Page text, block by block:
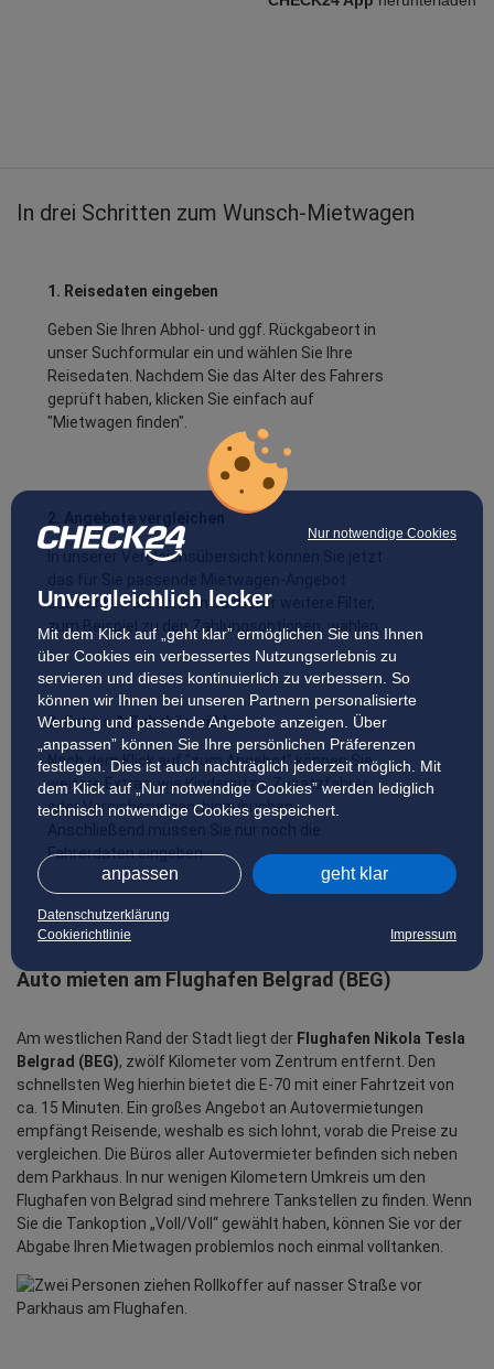
Nur notwendige Cookies
Unvergleichlich lecker
Mit dem Klick auf „geht klar” ermöglichen Sie uns Ihnen
über Cookies ein verbessertes Nutzungserlebnis zu
servieren und dieses kontinuierlich zu verbessern. So
können wir Ihnen bei unseren Partnern personalisierte
Werbung und passende Angebote anzeigen. Über
„anpassen” können Sie Ihre persönlichen Präferenzen
festlegen. Dies ist auch nachträglich jederzeit möglich. Mit
dem Klick auf „Nur notwendige Cookies” werden lediglich
technisch notwendige Cookies gespeichert.
anpassen geht klar
Datenschutzerklärung
Cookierichtlinie
Impressum
In drei Schritten zum Wunsch-Mietwagen
1. Reisedaten eingeben
Geben Sie Ihren Abhol- und ggf. Rückgabeort in
unser Suchformular ein und wählen Sie Ihre
Reisedaten. Nachdem Sie das Alter des Fahrers
geprüft haben, klicken Sie einfach auf
"Mietwagen finden".
In unserer Vergleichsübersicht können Sie jetzt
auswählen. Sie können auch hier weitere Filter,
zum Beispiel zu den Zahlungsoptionen, wählen.
3. Extras & Zubehör wählen
Nach dem Klick auf "zum Angebot" können Sie
weitere Extras, wie Kindersitze, Zusatzfahrer
oder Versicherungen, hinzubuchen.
Fahrerdaten eingeben.
Auto mieten am Flughafen Belgrad (BEG)
Am westlichen Rand der Stadt liegt der Flughafen Nikola Tesla
Belgrad (BEG), zwölf Kilometer vom Zentrum entfernt. Den
schnellsten Weg hierhin bietet die E-70 mit einer Fahrtzeit von
ca. 15 Minuten. Ein großes Angebot an Autovermietungen
empfängt Reisende, weshalb es sich lohnt, vorab die Preise zu
vergleichen. Die Büros aller Autovermieter befinden sich neben
dem Parkhaus. In nur wenigen Kilometern Umkreis um den
Flughafen von Belgrad sind mehrere Tankstellen zu finden. Wenn
Sie die Tankoption „Voll/Voll“ gewählt haben, können Sie vor der
Abgabe Ihren Mietwagen problemlos noch einmal volltanken.